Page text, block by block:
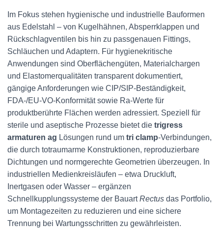
Im Fokus stehen hygienische und industrielle Bauformen
aus Edelstahl – von Kugelhähnen, Absperrklappen und
Rückschlagventilen bis hin zu passgenauen Fittings,
Schläuchen und Adaptern. Für hygienekritische
Anwendungen sind Oberflächengüten, Materialchargen
und Elastomerqualitäten transparent dokumentiert,
gängige Anforderungen wie CIP/SIP-Beständigkeit,
FDA-/EU-VO-Konformität sowie Ra-Werte für
produktberührte Flächen werden adressiert. Speziell für
sterile und aseptische Prozesse bietet die trigress
armaturen ag Lösungen rund um tri clamp-Verbindungen,
die durch totraumarme Konstruktionen, reproduzierbare
Dichtungen und normgerechte Geometrien überzeugen. In
industriellen Medienkreisläufen – etwa Druckluft,
Inertgasen oder Wasser – ergänzen
Schnellkupplungssysteme der BauartRectus das Portfolio,
um Montagezeiten zu reduzieren und eine sichere
Trennung bei Wartungsschritten zu gewährleisten.